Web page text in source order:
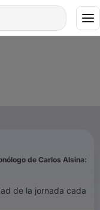
de Carlos Alsina:
de la jornada cada